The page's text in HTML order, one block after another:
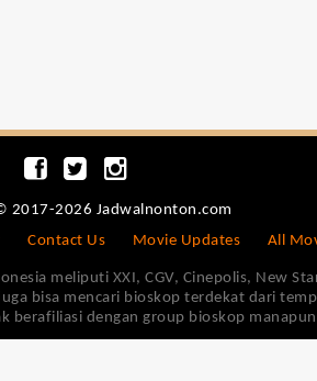
2017-2026 Jadwalnonton.com
Contact Us Movie Updates All
meliputi XXI, CGV, Cinepolis, New
bisa mencari bioskop terdekat dari
berafiliasi dengan group bioskop manapun